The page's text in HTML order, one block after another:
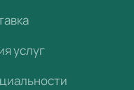
услуг